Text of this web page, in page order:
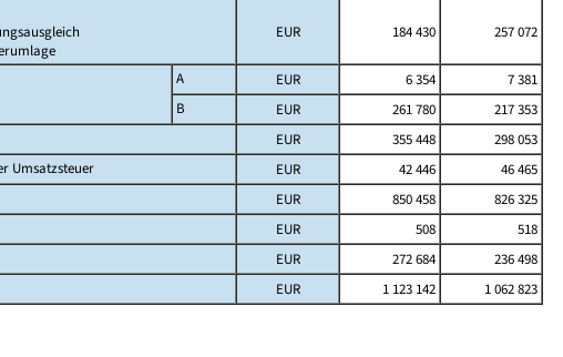
EUR 184 430 257 072
A EUR 6 354
7 381
B
EUR 261 780
217 353
EUR 355 448
298 053
Umsatzsteuer
EUR 42 446
46 465
EUR 850 458
826 325
EUR 508
518
EUR 272 684
236 498
EUR 1 123 142 1 062 823